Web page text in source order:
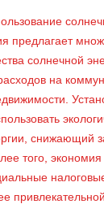
предлагает
солнечной
на
снижающий
того, экономия